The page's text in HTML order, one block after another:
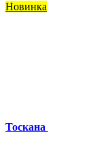
Новинка
Тоскана